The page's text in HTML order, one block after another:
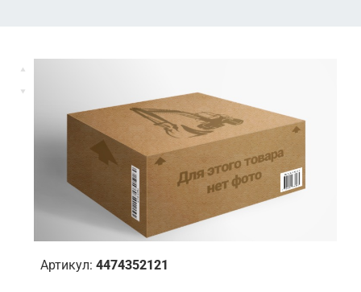
Артикул: 4474352121